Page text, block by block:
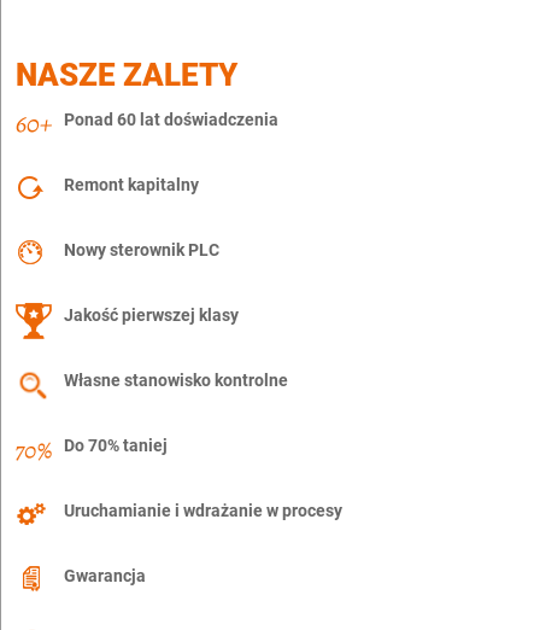
NASZE ZALETY
Ponad 60 lat doświadczenia
Remont kapitalny
Nowy sterownik PLC
Jakość pierwszej klasy
Własne stanowisko kontrolne
Do 70% taniej
Uruchamianie i wdrażanie w procesy
Gwarancja